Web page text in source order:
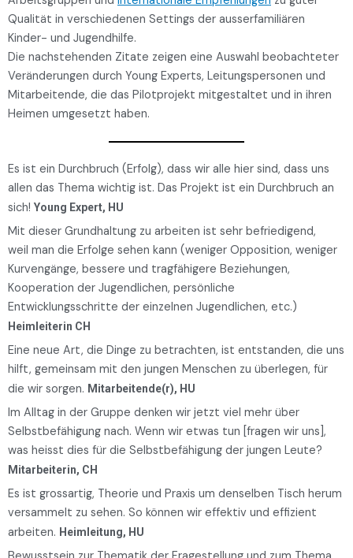
Qualität in verschiedenen Settings der ausserfamiliären
Kinder- und Jugendhilfe.
Die nachstehenden Zitate zeigen eine Auswahl beobachteter
Veränderungen durch Young Experts, Leitungspersonen und
Mitarbeitende, die das Pilotprojekt mitgestaltet und in ihren
Heimen umgesetzt haben.
Es ist ein Durchbruch (Erfolg), dass wir alle hier sind, dass uns
allen das Thema wichtig ist. Das Projekt ist ein Durchbruch an
sich! Young Expert, HU
Mit dieser Grundhaltung zu arbeiten ist sehr befriedigend,
weil man die Erfolge sehen kann (weniger Opposition, weniger
Kurvengänge, bessere und tragfähigere Beziehungen,
Kooperation der Jugendlichen, persönliche
Entwicklungsschritte der einzelnen Jugendlichen, etc.)
Heimleiterin CH
Eine neue Art, die Dinge zu betrachten, ist entstanden, die uns
hilft, gemeinsam mit den jungen Menschen zu überlegen, für
die wir sorgen. Mitarbeitende(r), HU
Im Alltag in der Gruppe denken wir jetzt viel mehr über
Selbstbefähigung nach. Wenn wir etwas tun [fragen wir uns],
was heisst dies für die Selbstbefähigung der jungen Leute?
Mitarbeiterin, CH
Es ist grossartig, Theorie und Praxis um denselben Tisch herum
versammelt zu sehen. So können wir effektiv und effizient
arbeiten. Heimleitung, HU